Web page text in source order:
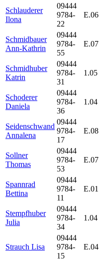
Schlauderer
Ilona
09444
9784-
22
E.06
Schmidbauer
Ann-Kathrin
09444
9784-
55
E.07
Schmidhuber
Katrin
09444
9784-
31
1.05
Schoderer
Daniela
09444
9784-
36
1.04
Seidenschwand
Annalena
09444
9784-
17
E.08
Sollner
Thomas
09444
9784-
53
E.07
Spannrad
Bettina
09444
9784-
11
E.01
Stempfhuber
Julia
09444
9784-
34
1.04
Strauch Lisa
09444
9784-
15
E.04